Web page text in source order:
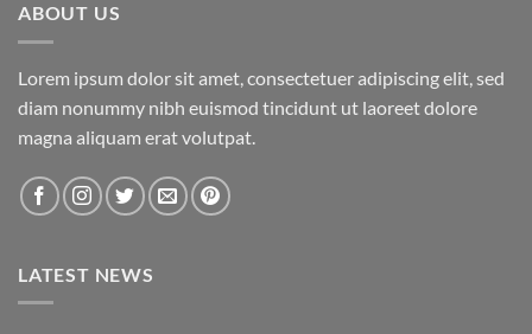
ABOUT US
Lorem ipsum dolor sit amet, consectetuer adipiscing elit, sed
diam nonummy nibh euismod tincidunt ut laoreet dolore
magna aliquam erat volutpat.
LATEST NEWS